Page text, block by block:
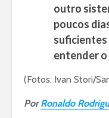
outro
poucos
entender
(Fotos: Ivan Stori/
PorRonaldo